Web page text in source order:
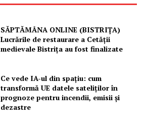
SĂPTĂMÂNA ONLINE (BISTRIȚA)
Lucrările de restaurare a Cetăţii
medievale Bistriţa au fost finalizate
Ce vede IA-ul din spațiu: cum
transformă UE datele sateliților în
prognoze pentru incendii, emisii și
dezastre